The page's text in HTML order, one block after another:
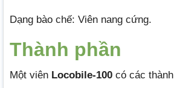
Dạng bào chế: Viên nang cứng.
Thành phần
Một viên Locobile-100 có các